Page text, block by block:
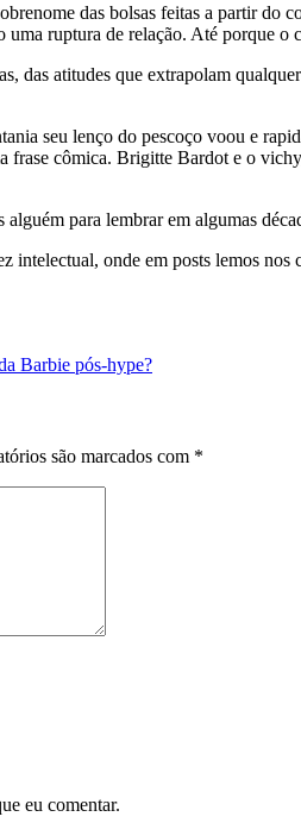
das bolsas feitas a partir do
uma ruptura de relação. Até porque
das atitudes que extrapolam
seu lenço do pescoço voou e
cômica. Brigitte Bardot e o
para lembrar em algumas
intelectual, onde em posts lemos
Barbie pós-hype?
são marcados com *
eu comentar.